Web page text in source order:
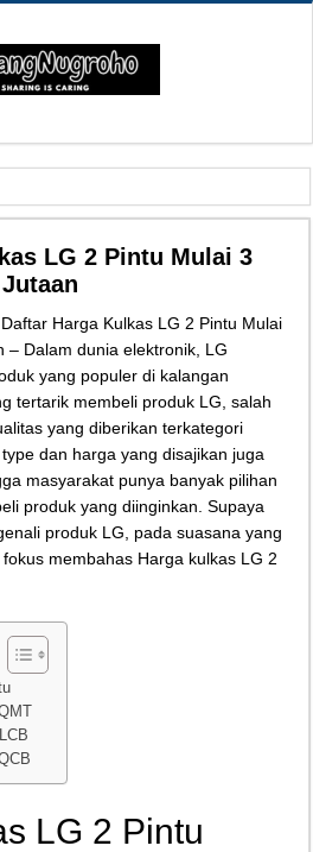
Teknologi Waze
TV yang Rusak Hanya Ada Layar Putih
Sound yang Bunyi Kemresek
untuk Pengairan Tambak dengan Elektronik
vs Non-Inverter
Tanpa Panik Undang Mekanik
Memilih Oli Asli Biar Gak Ketipu
Jitu Atasi Rantai Motor Patah
Kamu Makin Cuan! Begini Cara Buka
LG 2 Pintu Mulai 3
Daftar Harga Kulkas LG 2 Pintu Mulai
– Dalam dunia elektronik, LG
yang populer di kalangan
tertarik membeli produk LG, salah
yang diberikan terkategori
dan harga yang disajikan juga
masyarakat punya banyak pilihan
produk yang diinginkan. Supaya
produk LG, pada suasana yang
membahas Harga kulkas LG 2
LG 2 Pintu